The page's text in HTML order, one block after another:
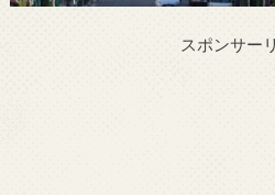
スポンサー